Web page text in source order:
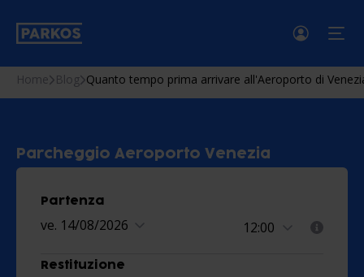
Home Blog Quanto tempo prima arrivare all'Aeroporto di
Parcheggio Aeroporto Venezia
Partenza
ve. 14/08/2026
Restituzione